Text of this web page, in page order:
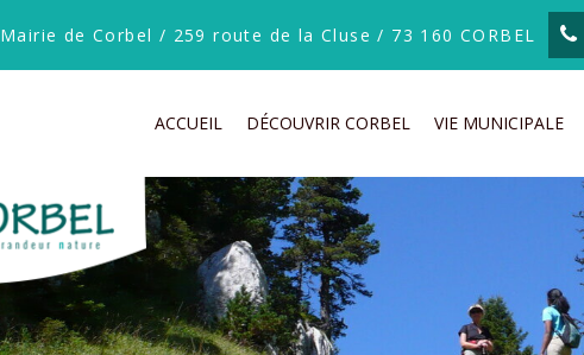
Mairie de Corbel / 259 route de la Cluse / 73 160 CORBEL
ACCUEIL DÉCOUVRIR CORBEL VIE MUNICIPALE